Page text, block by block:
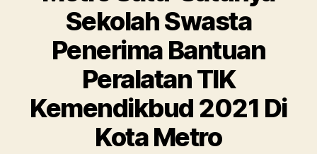
Sekolah Swasta
Penerima Bantuan
Peralatan TIK
Kemendikbud 2021 Di
Kota Metro